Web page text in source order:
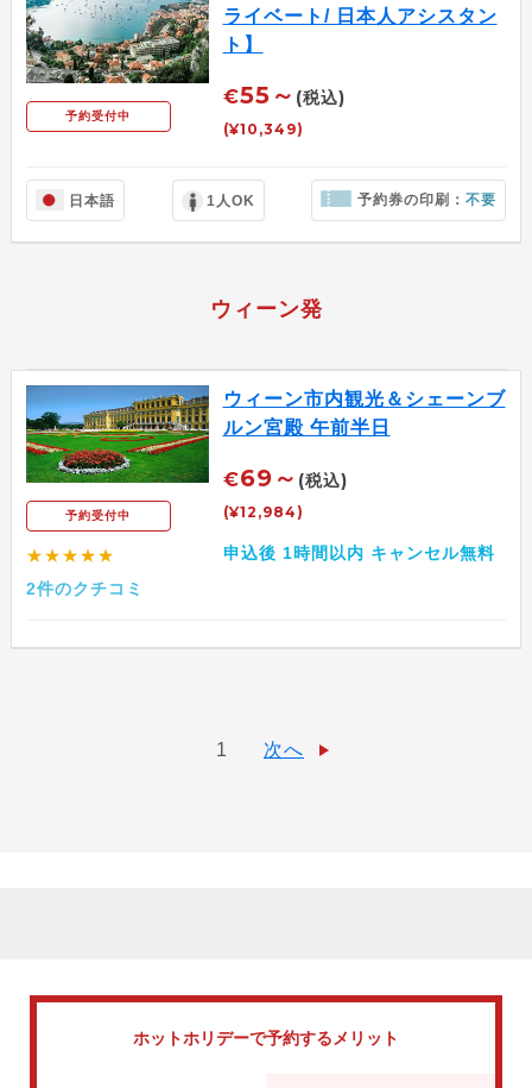
予約受付中
ライベート/ 日本人アシスタン
ト】
€55～ (税込)
(¥10,349)
日本語 1人OK 予約券の印刷：不要
ウィーン発
予約受付中
★★★★★
2件のクチコミ
ウィーン市内観光＆シェーンブ
ルン宮殿 午前半日
€69～ (税込)
(¥12,984)
申込後 1時間以内 キャンセル無料
1 次へ
ホットホリデーで予約するメリット